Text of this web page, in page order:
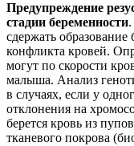
Предупреждение
стадии беременности
сдержать
конфликта кровей.
могут по скорости
малыша. Анализ
в случаях, если у
отклонения на
берется кровь из
тканевого покрова